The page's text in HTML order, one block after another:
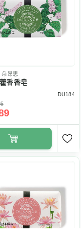
朵昂思
香香皂
DU184